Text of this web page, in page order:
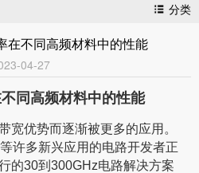
分类
在不同高频材料中的性能
04-27
同高频材料中的性能
宽优势而逐渐被更多的应用。
许多新兴应用的电路开发者正
的30到300GHz电路解决方案